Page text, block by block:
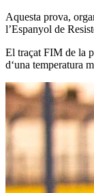
Aquesta prova,
l’Espanyol de
El traçat FIM de la
d‘una temperatura